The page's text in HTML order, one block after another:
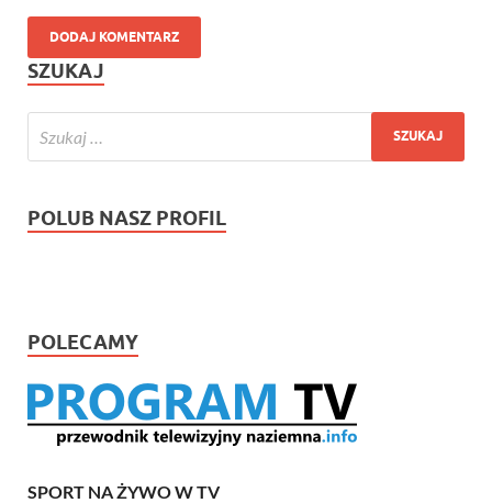
SZUKAJ
POLUB NASZ PROFIL
POLECAMY
SPORT NA ŻYWO W TV